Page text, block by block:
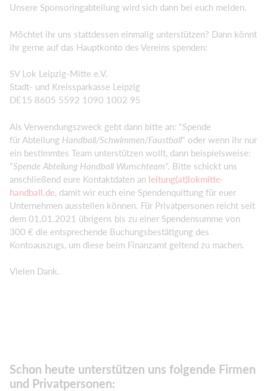
Unsere Sponsoringabteilung wird sich dann bei euch melden.
Möchtet ihr uns stattdessen einmalig unterstützen? Dann könnt
ihr gerne auf das Hauptkonto des Vereins spenden:
SV Lok Leipzig-Mitte e.V.
Stadt- und Kreissparkasse Leipzig
DE15 8605 5592 1090 1002 95
Als Verwendungszweck gebt dann bitte an: "Spende
für Abteilung Handball/Schwimmen/Faustball" oder wenn ihr nur
ein bestimmtes Team unterstützen wollt, dann beispielsweise:
"Spende Abteilung Handball Wunschteam". Bitte schickt uns
anschließend eure Kontaktdaten an leitung(at)lokmitte-
handball.de , damit wir euch eine Spendenquittung für euer
Unternehmen ausstellen können. Für Privatpersonen reicht seit
dem 01.01.2021 übrigens bis zu einer Spendensumme von
300 € die entsprechende Buchungsbestätigung des
Kontoauszugs, um diese beim Finanzamt geltend zu machen.
Vielen Dank.
Schon heute unterstützen uns folgende Firmen
und Privatpersonen: